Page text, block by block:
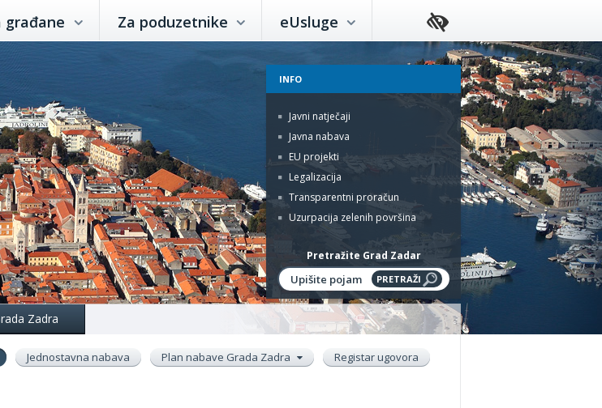
građane Za poduzetnike eUsluge
INFO
Javni natječaji
Javna nabava
EU projekti
Legalizacija
Transparentni proračun
Uzurpacija zelenih površina
Pretražite Grad Zadar
Zadra
Jednostavna nabava Plan nabave Grada Zadra
Registar ugovora